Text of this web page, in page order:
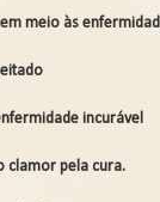
meio às
incurável
clamor pela cura.